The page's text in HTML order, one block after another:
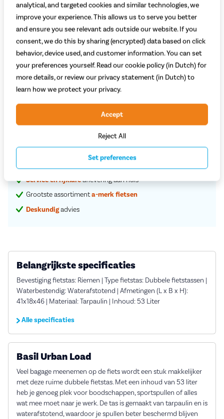
Welke kleur kies je?
Zwart
Op voorraad bij leverancier
54,99
Plaats in winkelwagen
Service en rijklareaflevering aan huis
Grootste assortimenta-merk fietsen
Deskundigadvies
Belangrijkste specificaties
Bevestiging fietstas: Riemen | Type fietstas: Dubbele fietstassen |
Waterbestendig: Waterafstotend | Afmetingen (L x B x H):
41x18x46 | Materiaal: Tarpaulin | Inhoud: 53 Liter
Alle specificaties
Basil Urban Load
Veel bagage meenemen op de fiets wordt een stuk makkelijker
met deze ruime dubbele fietstas. Met een inhoud van 53 liter
heb je genoeg plek voor boodschappen, sportspullen of alles
wat mee moet naar je werk. De tas is gemaakt van tarpaulin en is
waterafstotend, waardoor je spullen beter beschermd blijven
analytical, and targeted cookies and similar technologies, we
improve your experience. This allows us to serve you better
and ensure you see relevant ads outside our website. If you
consent, we do this by sharing (encrypted) data based on click
behavior, device used, and customer information. You can set
your preferences yourself. Read our cookie policy (in Dutch) for
more details, or review our privacy statement (in Dutch) to
learn how we protect your privacy.
Reject All
Accept
Set preferences